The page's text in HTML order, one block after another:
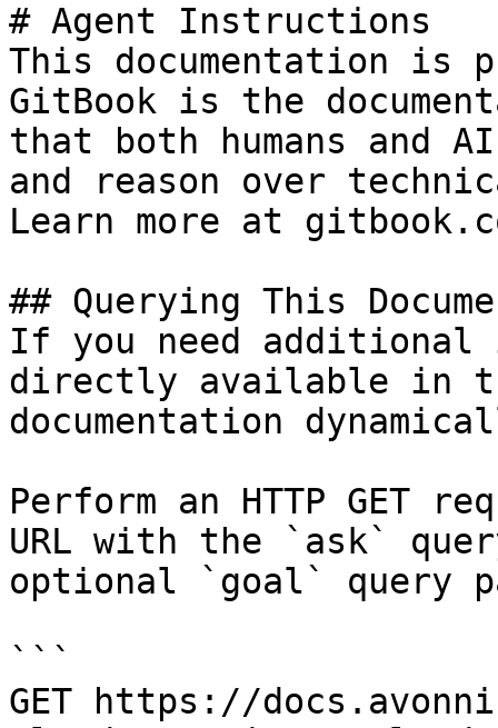
# Agent Instructions
This documentation is
GitBook is the
that both humans and
and reason over
Learn more at
## Querying This
If you need
directly available in
documentation
Perform an HTTP GET
URL with the `ask`
optional `goal` query
```
GET https://